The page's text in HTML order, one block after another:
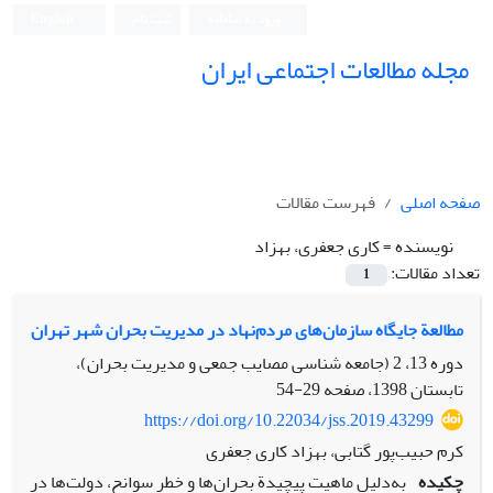
مجله مطالعات اجتماعی ایران
صفحه اصلی
فهرست مقالات
نویسنده =کاری جعفری، بهزاد
تعداد مقالات:
1
مطالعة جایگاه سازمان‌های مردم‌نهاد در مدیریت بحران شهر تهران
دوره 13، 2 (جامعه شناسی مصایب جمعی و مدیریت بحران)،
تابستان 1398، صفحه
29-54
https://doi.org/10.22034/jss.2019.43299
کرم حبیب‌پور گتابی، بهزاد کاری جعفری
چکیده به‌دلیل ماهیت پیچیدة بحران‌ها و خطر سوانح، دولت‌ها در